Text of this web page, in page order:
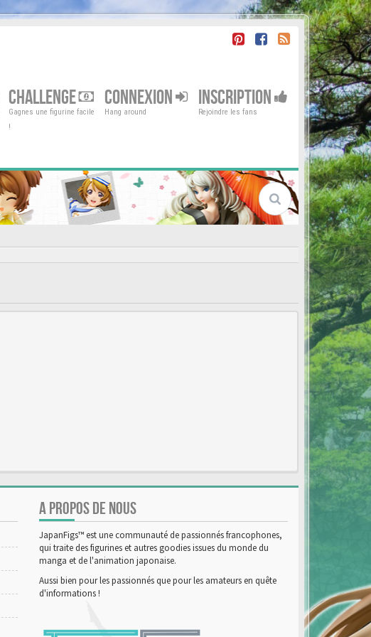
CHALLENGE
Gagnes une figurine facile
!
CONNEXION
Hang around
INSCRIPTION
Rejoindre les fans
A PROPOS DE NOUS
JapanFigs™ est une communauté de passionnés francophones,
qui traite des figurines et autres goodies issues du monde du
manga et de l'animation japonaise.
Aussi bien pour les passionnés que pour les amateurs en quête
d'informations !